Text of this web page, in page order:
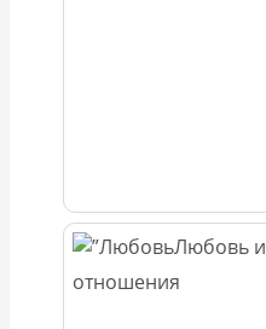
Любовь и
отношения